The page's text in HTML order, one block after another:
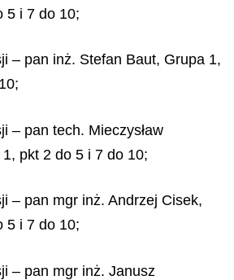
5 i 7 do 10;
– pan inż. Stefan Baut, Grupa 1,
– pan tech. Mieczysław
pkt 2 do 5 i 7 do 10;
– pan mgr inż. Andrzej Cisek,
5 i 7 do 10;
– pan mgr inż. Janusz